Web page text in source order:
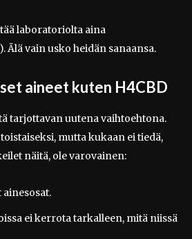
laboratoriolta aina
Älä vain usko heidän sanaansa.
aineet kuten H4CBD
tarjottavan uutena vaihtoehtona.
mutta kukaan ei tiedä,
näitä, ole varovainen:
ainesosat.
ei kerrota tarkalleen, mitä niissä